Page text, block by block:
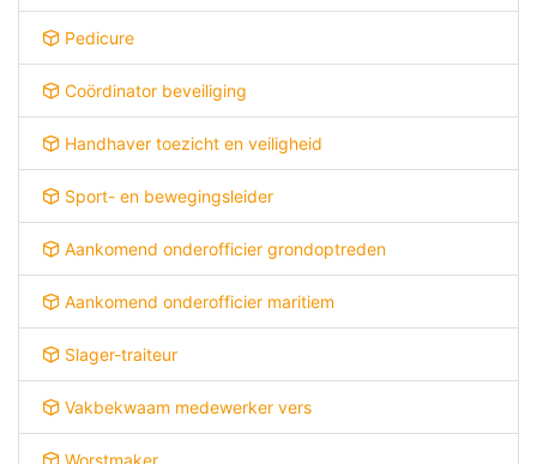
Pedicure
Coördinator beveiliging
Handhaver toezicht en veiligheid
Sport- en bewegingsleider
Aankomend onderofficier grondoptreden
Aankomend onderofficier maritiem
Slager-traiteur
Vakbekwaam medewerker vers